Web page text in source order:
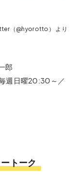
郎 ひょろっと男子‏ 公式Twitter（@hyorotto） より
郎
週日曜20:30～／
トーク